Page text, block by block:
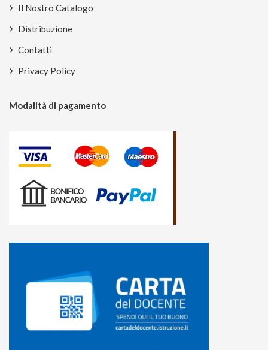
Il Nostro Catalogo
Distribuzione
Contatti
Privacy Policy
Modalità di pagamento